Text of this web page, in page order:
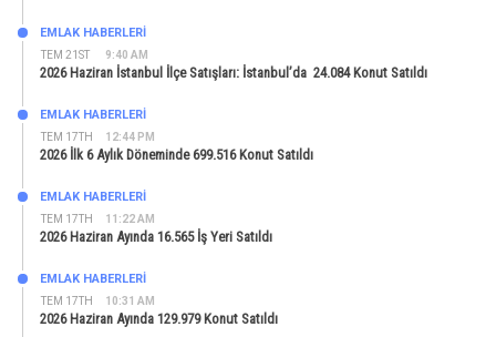
TEM 21ST 9:40 AM
EMLAK HABERLERI
2026 Haziran İstanbul İlçe Satışları: İstanbul’da 24.084 Konut Satıldı
TEM 17TH 12:44 PM
EMLAK HABERLERI
2026 İlk 6 Aylık Döneminde 699.516 Konut Satıldı
TEM 17TH 11:22 AM
EMLAK HABERLERI
2026 Haziran Ayında 16.565 İş Yeri Satıldı
TEM 17TH 10:31 AM
EMLAK HABERLERI
2026 Haziran Ayında 129.979 Konut Satıldı